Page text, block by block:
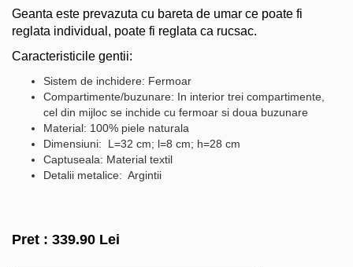
Geanta este prevazuta cu bareta de umar ce poate fi
reglata individual, poate fi reglata ca rucsac.
Caracteristicile gentii:
Sistem de inchidere: Fermoar
Compartimente/buzunare: In interior trei compartimente,
cel din mijloc se inchide cu fermoar si doua buzunare
Material: 100% piele naturala
Dimensiuni: L=32 cm; l=8 cm; h=28 cm
Captuseala: Material textil
Detalii metalice: Argintii
Pret : 339.90 Lei